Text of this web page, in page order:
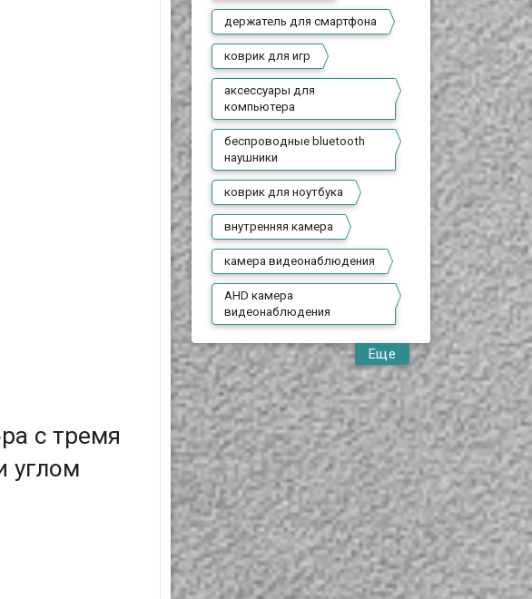
держатель для смартфона
коврик для игр
аксессуары для
компьютера
беспроводные bluetooth
наушники
коврик для ноутбука
внутренняя камера
камера видеонаблюдения
AHD камера
видеонаблюдения
Еще
с тремя
углом